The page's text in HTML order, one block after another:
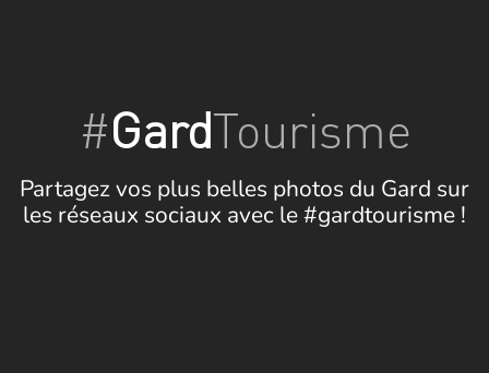
#GardTourisme
Partagez vos plus belles photos du Gard sur
les réseaux sociaux avec le #gardtourisme !